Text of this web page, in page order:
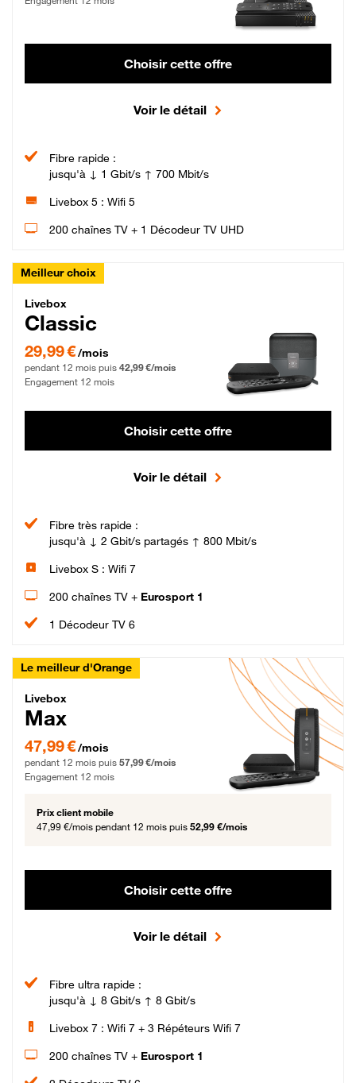
Choisir cette offre
Voir le détail
Fibre rapide :
jusqu'à ↓ 1 Gbit/s ↑ 700 Mbit/s
Livebox 5 : Wifi 5
200 chaînes TV + 1 Décodeur TV UHD
Meilleur choix
Livebox Classic Fibre
Livebox
Classic
29,99 € par mois pendant 12 mois puis 42,99 € par mois, Engagement 12 mois
29,99 €/mois
pendant 12 mois puis 42,99 €/mois
Engagement 12 mois
Choisir cette offre
Voir le détail
Fibre très rapide :
jusqu'à ↓ 2 Gbit/s partagés ↑ 800 Mbit/s
Livebox S : Wifi 7
200 chaînes TV + Eurosport 1
1 Décodeur TV 6
Le meilleur d'Orange
Livebox Max Fibre
Livebox
Max
47,99 € par mois pendant 12 mois puis 57,99 € par mois, Engagement 12 mois
47,99 €/mois
pendant 12 mois puis 57,99 €/mois
Engagement 12 mois
Prix client mobile
47,99 €/mois pendant 12 mois puis 52,99 €/mois
Choisir cette offre
Voir le détail
Fibre ultra rapide :
jusqu'à ↓ 8 Gbit/s ↑ 8 Gbit/s
Livebox 7 : Wifi 7 + 3 Répéteurs Wifi 7
200 chaînes TV + Eurosport 1